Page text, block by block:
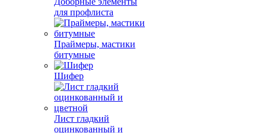
для профлиста
Праймеры, мастики
битумные
Шифер
Лист гладкий
оцинкованный и